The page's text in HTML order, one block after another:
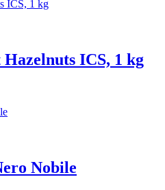
ICS, 1 kg
Nobile